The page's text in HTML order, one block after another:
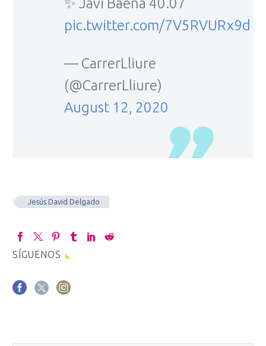
✨ Javi Baena 40.07
pic.twitter.com/7V5RVURx9d
— CarrerLliure
(@CarrerLliure)
August 12, 2020
Jesús David Delgado
SÍGUENOS